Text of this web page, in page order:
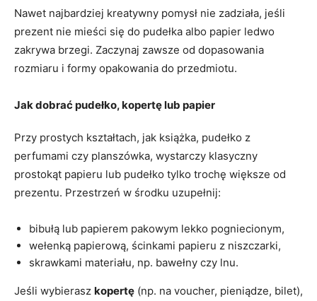
Nawet najbardziej kreatywny pomysł nie zadziała, jeśli
prezent nie mieści się do pudełka albo papier ledwo
zakrywa brzegi. Zaczynaj zawsze od dopasowania
rozmiaru i formy opakowania do przedmiotu.
Jak dobrać pudełko, kopertę lub papier
Przy prostych kształtach, jak książka, pudełko z
perfumami czy planszówka, wystarczy klasyczny
prostokąt papieru lub pudełko tylko trochę większe od
prezentu. Przestrzeń w środku uzupełnij:
bibułą lub papierem pakowym lekko pogniecionym,
wełenką papierową, ścinkami papieru z niszczarki,
skrawkami materiału, np. bawełny czy lnu.
Jeśli wybierasz kopertę (np. na voucher, pieniądze, bilet),